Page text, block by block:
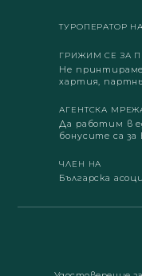
ТУРОПЕРАТОР
ГРИЖИМ СЕ ЗА
Не принтираме
хартия,
АГЕНТСКА
Да работим в
бонусите са за
ЧЛЕН НА
Българска